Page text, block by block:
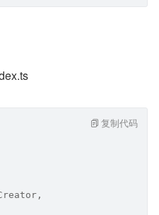
复制代码